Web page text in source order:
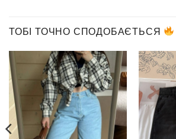
ТОБІ ТОЧНО СПОДОБАЄТЬСЯ